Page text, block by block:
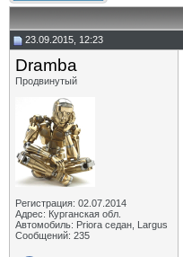
23.09.2015, 12:23
Dramba
Продвинутый
Регистрация: 02.07.2014
Адрес: Курганская обл.
Автомобиль: Priora седан, Largus
Сообщений: 235